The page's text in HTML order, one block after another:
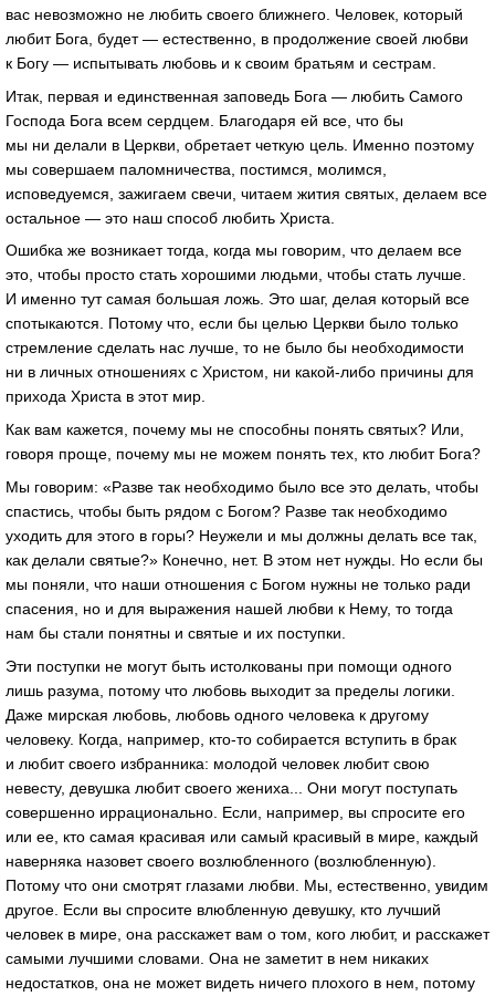
вас невозможно не любить своего ближнего. Человек, который
любит Бога, будет — естественно, в продолжение своей любви
к Богу — испытывать любовь и к своим братьям и сестрам.
Итак, первая и единственная заповедь Бога — любить Самого
Господа Бога всем сердцем. Благодаря ей все, что бы
мы ни делали в Церкви, обретает четкую цель. Именно поэтому
мы совершаем паломничества, постимся, молимся,
исповедуемся, зажигаем свечи, читаем жития святых, делаем все
остальное — это наш способ любить Христа.
Ошибка же возникает тогда, когда мы говорим, что делаем все
это, чтобы просто стать хорошими людьми, чтобы стать лучше.
И именно тут самая большая ложь. Это шаг, делая который все
спотыкаются. Потому что, если бы целью Церкви было только
стремление сделать нас лучше, то не было бы необходимости
ни в личных отношениях с Христом, ни какой-либо причины для
прихода Христа в этот мир.
Как вам кажется, почему мы не способны понять святых? Или,
говоря проще, почему мы не можем понять тех, кто любит Бога?
Мы говорим: «Разве так необходимо было все это делать, чтобы
спастись, чтобы быть рядом с Богом? Разве так необходимо
уходить для этого в горы? Неужели и мы должны делать все так,
как делали святые?» Конечно, нет. В этом нет нужды. Но если бы
мы поняли, что наши отношения с Богом нужны не только ради
спасения, но и для выражения нашей любви к Нему, то тогда
нам бы стали понятны и святые и их поступки.
Эти поступки не могут быть истолкованы при помощи одного
лишь разума, потому что любовь выходит за пределы логики.
Даже мирская любовь, любовь одного человека к другому
человеку. Когда, например, кто-то собирается вступить в брак
и любит своего избранника: молодой человек любит свою
невесту, девушка любит своего жениха... Они могут поступать
совершенно иррационально. Если, например, вы спросите его
или ее, кто самая красивая или самый красивый в мире, каждый
наверняка назовет своего возлюбленного (возлюбленную).
Потому что они смотрят глазами любви. Мы, естественно, увидим
другое. Если вы спросите влюбленную девушку, кто лучший
человек в мире, она расскажет вам о том, кого любит, и расскажет
самыми лучшими словами. Она не заметит в нем никаких
недостатков, она не может видеть ничего плохого в нем, потому